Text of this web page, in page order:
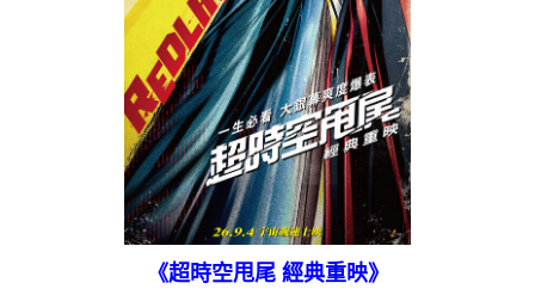
《超時空甩尾 經典重映》